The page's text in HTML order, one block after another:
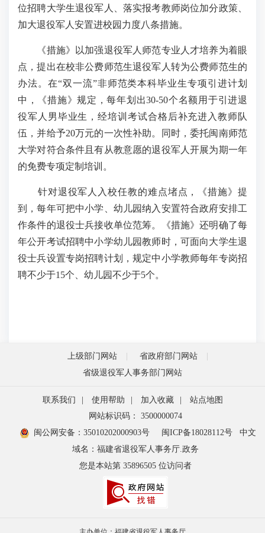
位招聘大学生退役军人、落实报考教师岗位加分政策、
加大退役军人安置进校园力度八条措施。
《措施》以加强退役军人师范专业人才培养为着眼
点，提出在校非公费师范生退役军人转为公费师范生的
办法。在“双一流”非师范类本科毕业生专项引进计划
中，《措施》规定，每年划出30-50个名额用于引进退
役军人男毕业生，经培训考试合格后补充进入教师队
伍，并给予20万元的一次性补助。同时，委托闽南师范
大学对符合条件且有从教意愿的退役军人开展为期一年
的免费专项定制培训。
针对退役军人入校任教的难点堵点，《措施》提
到，每年可把中小学、幼儿园纳入安置符合政府安排工
作条件的退役士兵接收单位范筹。《措施》还明确了每
年公开考试招聘中小学幼儿园教师时，可面向大学生退
役士兵设置专岗招聘计划，规定中小学教师每年专岗招
聘不少于15个、幼儿园不少于5个。
上级部门网站
省政府部门网站
省级退役军人事务部门网站
联系我们 使用帮助 加入收藏
站点地图
网站标识码： 3500000074
闽公网安备：35010202000903号
闽ICP备18028112号
中文
域名：福建省退役军人事务厅.政务
您是本站第 35896505 位访问者